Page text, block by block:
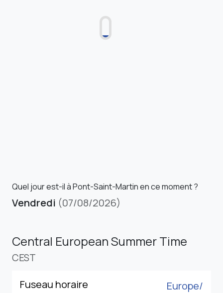
Quel jour est-il à Pont-Saint-Martin en ce moment ?
Vendredi (07/08/2026)
Central European Summer Time
CEST
Fuseau horaire
Europe/